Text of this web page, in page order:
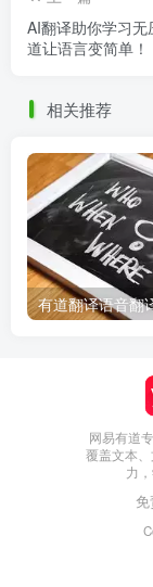
AI翻译助你学习无
道让语言变简单！
相关推荐
网易有道
覆盖文本
力
免